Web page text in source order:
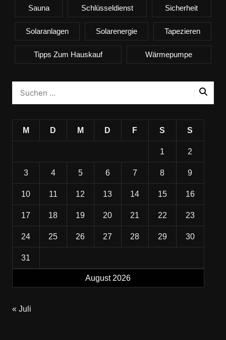
Sauna Schlüsseldienst Sicherheit
Solaranlagen Solarenergie Tapezieren
Tipps Zum Hauskauf Wärmepumpe
August 2026
M D M D F S S
1 2
3 4 5 6 7 8 9
10 11 12 13 14 15 16
17 18 19 20 21 22 23
24 25 26 27 28 29 30
31
« Juli